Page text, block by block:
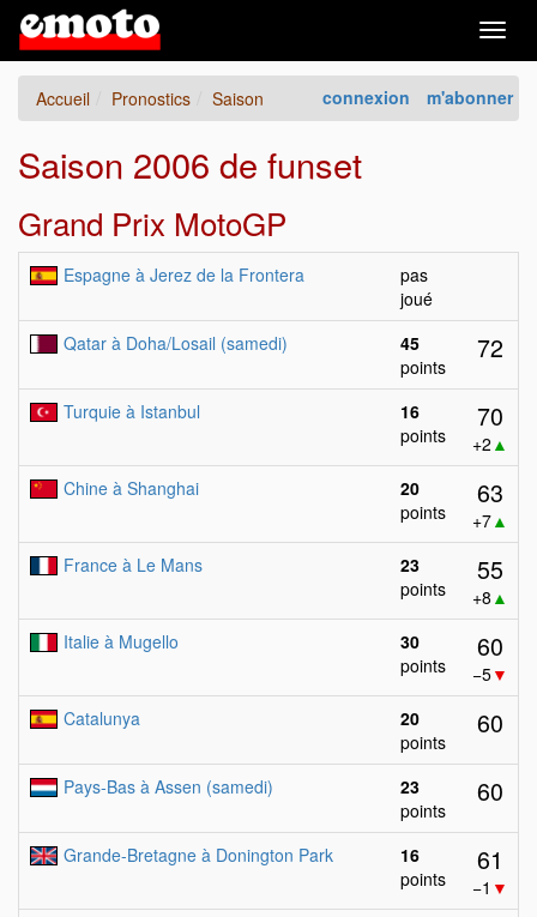
connexion m'abonner
Accueil Pronostics Saison
Saison 2006 de funset
Grand Prix MotoGP
Espagne à Jerez de la Frontera
pas
joué
Qatar à Doha/Losail (samedi)
45
points
72
Turquie à Istanbul
16
points
70
+2 ▲
Chine à Shanghai
20
points
63
+7▲
France à Le Mans
23
points
55
+8 ▲
Italie à Mugello
30
points
60
−5▼
Catalunya
20
points
60
Pays-Bas à Assen (samedi)
23
points
60
Grande-Bretagne à Donington Park
16
points
61
−1 ▼